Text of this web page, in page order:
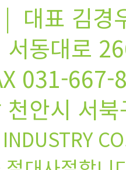
| 대표 김
서동대로
031-
천안시 서